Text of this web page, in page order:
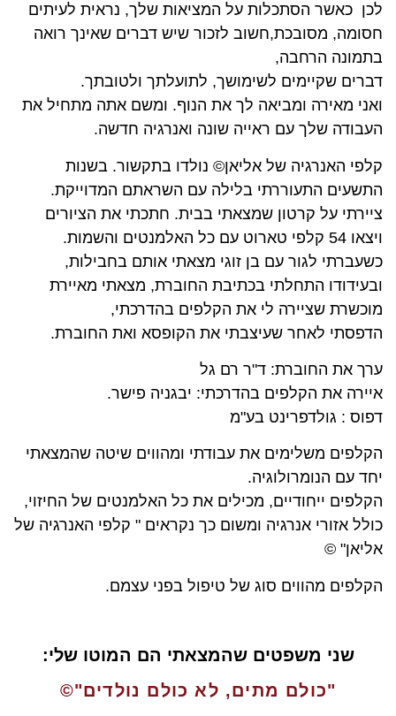
לכן כאשר הסתכלות על המציאות שלך, נראית לעיתים
חסומה, מסובכת,חשוב לזכור שיש דברים שאינך רואה
בתמונה הרחבה,
דברים שקיימים לשימושך, לתועלתך ולטובתך.
ואני מאירה ומביאה לך את הנוף. ומשם אתה מתחיל את
העבודה שלך עם ראייה שונה ואנרגיה חדשה.
קלפי האנרגיה של אליאן© נולדו בתקשור. בשנות
התשעים התעוררתי בלילה עם השראתם המדוייקת.
ציירתי על קרטון שמצאתי בבית. חתכתי את הציורים
ויצאו 54 קלפי טארוט עם כל האלמנטים והשמות.
כשעברתי לגור עם בן זוגי מצאתי אותם בחבילות,
ובעידודו התחלתי בכתיבת החוברת, מצאתי מאיירת
מוכשרת שציירה לי את הקלפים בהדרכתי,
הדפסתי לאחר שעיצבתי את הקופסא ואת החוברת.
ערך את החוברת: ד"ר רם גל
איירה את הקלפים בהדרכתי: יבגניה פישר.
דפוס : גולדפרינט בע"מ
הקלפים משלימים את עבודתי ומהווים שיטה שהמצאתי
יחד עם הנומרולוגיה.
הקלפים ייחודיים, מכילים את כל האלמנטים של החיזוי,
כולל אזורי אנרגיה ומשום כך נקראים " קלפי האנרגיה של
אליאן" ©
הקלפים מהווים סוג של טיפול בפני עצמם.
שני משפטים שהמצאתי הם המוטו שלי:
"כולם מתים, לא כולם נולדים"©